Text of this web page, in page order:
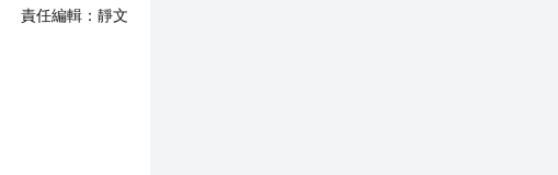
責任編輯： 靜文